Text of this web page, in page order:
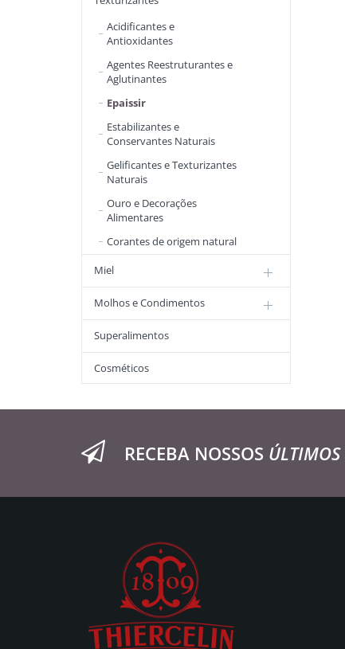
Acidificantes e
Antioxidantes
Agentes Reestruturantes e
Aglutinantes
Epaissir
Estabilizantes e
Conservantes Naturais
Gelificantes e Texturizantes
Naturais
Ouro e Decorações
Alimentares
Corantes de origem natural
Miel
Molhos e Condimentos
Superalimentos
Cosméticos
RECEBA NOSSOS ÚLTIMOS